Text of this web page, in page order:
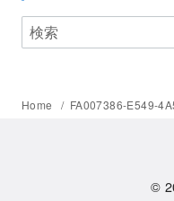
Home FA007386-E549-
©